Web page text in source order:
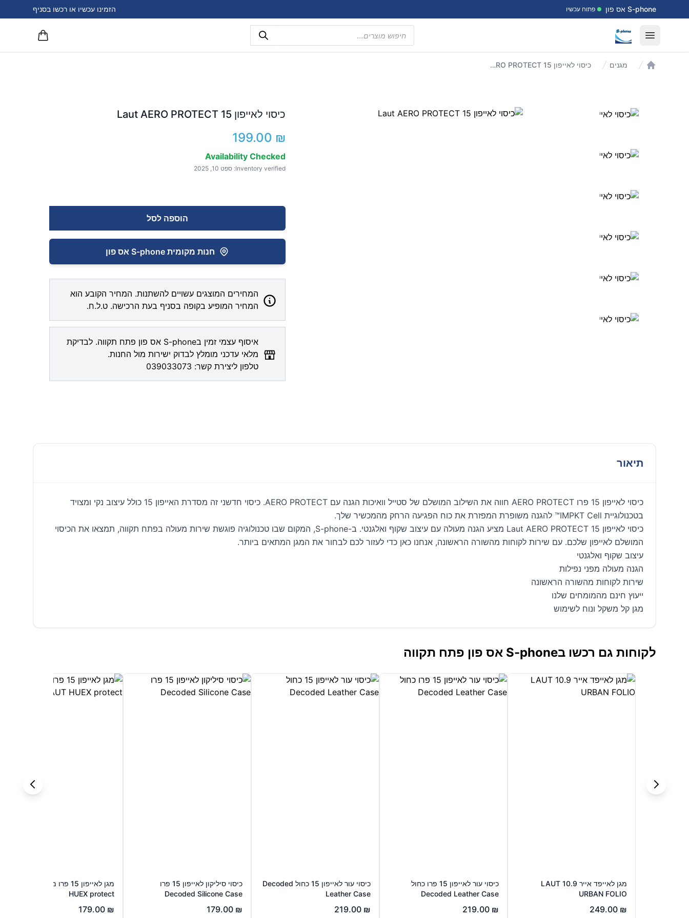
לדלג לתוכןS-phone אס פון פתוח עכשיו הזמינו עכשיו או רכשו בסניף
Open menu
Products
search
מגנים כיסוי לאייפון 15 Laut AERO PROTECT
כיסוי לאייפון 15 Laut AERO PROTECT
199.00 ₪
Availability Checked
Inventory verified: ספט 10, 2025
הוספה לסל
חנות מקומית S-phone אס פון
המחירים המוצגים עשויים להשתנות. המחיר הקובע הוא
המחיר המופיע בקופה בסניף בעת הרכישה. ט.ל.ח.
איסוף עצמי זמין בS-phone אס פון פתח תקווה. לבדיקת
מלאי עדכני מומלץ לבדוק ישירות מול החנות.
טלפון ליצירת קשר: 039033073
תיאור
כיסוי לאייפון 15 פרו AERO PROTECT חווה את השילוב המושלם של סטייל וואיכות הגנה עם AERO PROTECT. כיסוי חדשני זה מסדרת האייפון 15 כולל עיצוב נקי ומצויד
בטכנולוגיית IMPKT Cell™ להגנה משופרת המפזרת את כוח הפגיעה הרחק מהמכשיר שלך.
כיסוי לאייפון 15 Laut AERO PROTECT מציע הגנה מעולה עם עיצוב שקוף ואלגנטי. ב-S-phone, המקום שבו טכנולוגיה פוגשת שירות מעולה בפתח תקווה, תמצאו את הכיסוי
המושלם לאייפון שלכם. עם שירות לקוחות מהשורה הראשונה, אנחנו כאן כדי לעזור לכם לבחור את המגן המתאים ביותר.
עיצוב שקוף ואלגנטי
הגנה מעולה מפני נפילות
שירות לקוחות מהשורה הראשונה
ייעוץ חינם מהמומחים שלנו
מגן קל משקל ונוח לשימוש
לקוחות גם רכשו בS-phone אס פון פתח תקווה
מגן לאייפד אייר 10.9 LAUT
URBAN FOLIO
249.00 ₪
כיסוי עור לאייפון 15 פרו כחול
Decoded Leather Case
219.00 ₪
כיסוי עור לאייפון 15 כחול Decoded
Leather Case
219.00 ₪
כיסוי סיליקון לאייפון 15 פרו
Decoded Silicone Case
179.00 ₪
HUEX protect
179.00 ₪